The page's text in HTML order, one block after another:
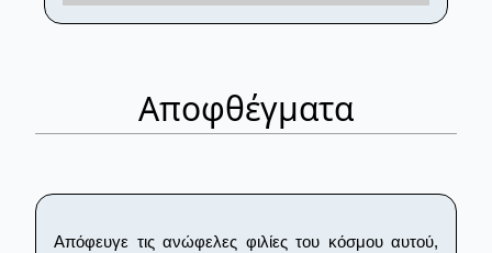
Αποφθέγματα
Απόφευγε τις ανώφελες φιλίες του κόσμου αυτού,